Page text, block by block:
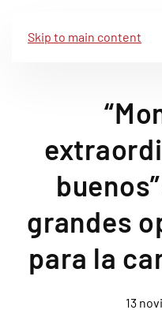
Skip to main content
grandes
para la
13